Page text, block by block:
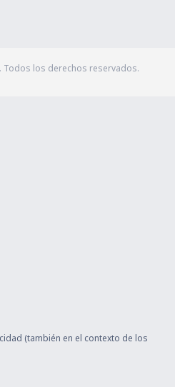
los derechos reservados.
(también en el contexto de los